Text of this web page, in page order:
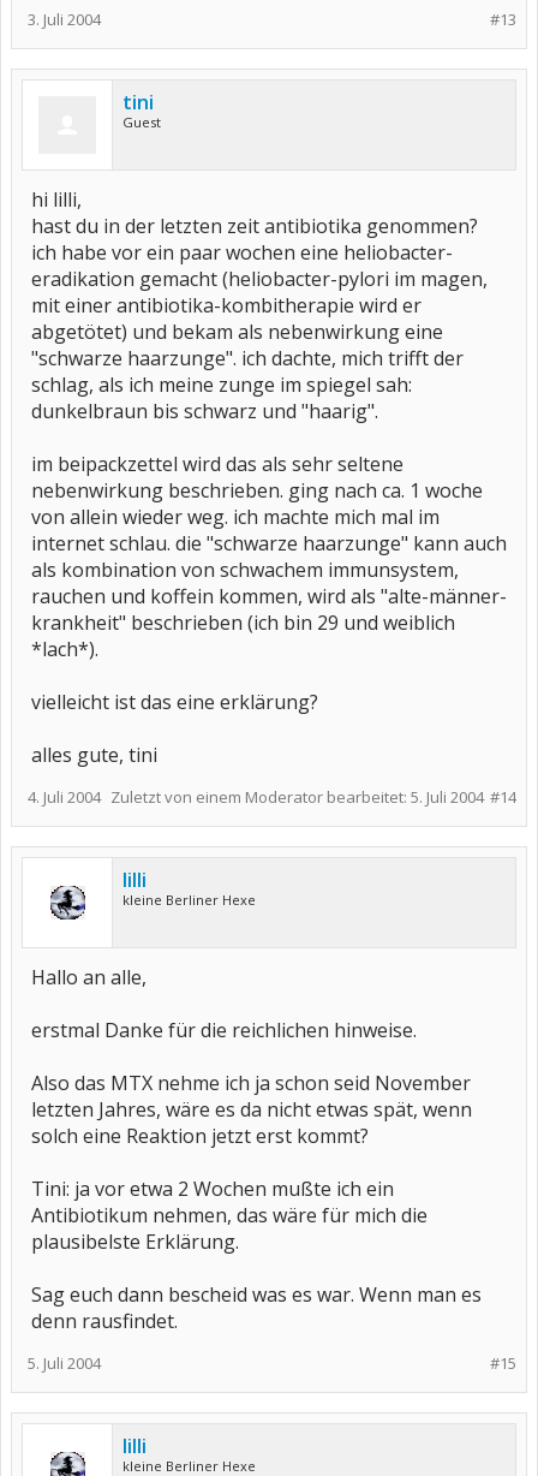
#13
3. Juli 2004
tini
Guest
hi lilli,
hast du in der letzten zeit antibiotika genommen?
ich habe vor ein paar wochen eine heliobacter-
eradikation gemacht (heliobacter-pylori im magen,
mit einer antibiotika-kombitherapie wird er
abgetötet) und bekam als nebenwirkung eine
"schwarze haarzunge". ich dachte, mich trifft der
schlag, als ich meine zunge im spiegel sah:
dunkelbraun bis schwarz und "haarig".
im beipackzettel wird das als sehr seltene
nebenwirkung beschrieben. ging nach ca. 1 woche
von allein wieder weg. ich machte mich mal im
internet schlau. die "schwarze haarzunge" kann auch
als kombination von schwachem immunsystem,
rauchen und koffein kommen, wird als "alte-männer-
krankheit" beschrieben (ich bin 29 und weiblich
*lach*).
vielleicht ist das eine erklärung?
alles gute, tini
#14
4. Juli 2004 Zuletzt von einem Moderator bearbeitet: 5. Juli 2004
lilli
kleine Berliner Hexe
Hallo an alle,
erstmal Danke für die reichlichen hinweise.
Also das MTX nehme ich ja schon seid November
letzten Jahres, wäre es da nicht etwas spät, wenn
solch eine Reaktion jetzt erst kommt?
Tini: ja vor etwa 2 Wochen mußte ich ein
Antibiotikum nehmen, das wäre für mich die
plausibelste Erklärung.
Sag euch dann bescheid was es war. Wenn man es
denn rausfindet.
#15
5. Juli 2004
lilli
kleine Berliner Hexe